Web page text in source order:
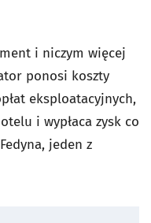
i niczym więcej
ponosi koszty
eksploatacyjnych,
i wypłaca zysk co
jeden z